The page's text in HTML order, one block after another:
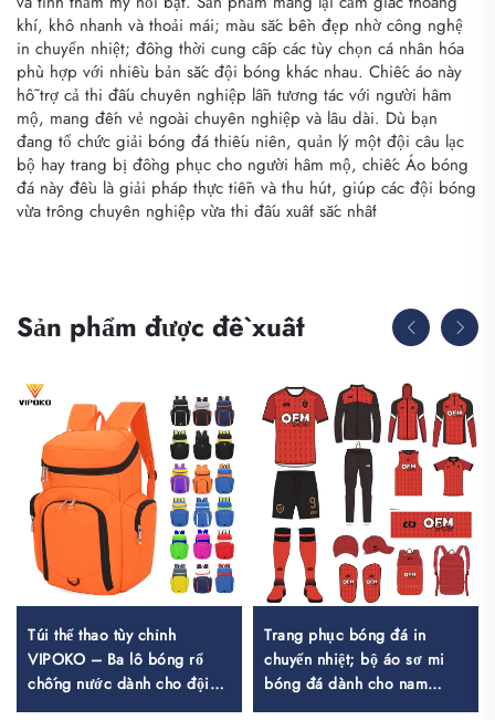
khí, khô nhanh và thoải mái; màu sắc bền đẹp nhờ công nghệ
in chuyển nhiệt; đồng thời cung cấp các tùy chọn cá nhân hóa
phù hợp với nhiều bản sắc đội bóng khác nhau. Chiếc áo này
hỗ trợ cả thi đấu chuyên nghiệp lẫn tương tác với người hâm
mộ, mang đến vẻ ngoài chuyên nghiệp và lâu dài. Dù bạn
đang tổ chức giải bóng đá thiếu niên, quản lý một đội câu lạc
bộ hay trang bị đồng phục cho người hâm mộ, chiếc Áo bóng
đá này đều là giải pháp thực tiễn và thu hút, giúp các đội bóng
vừa trông chuyên nghiệp vừa thi đấu xuất sắc nhất
Sản phẩm được đề xuất
Túi thể thao tùy chỉnh
VIPOKO – Ba lô bóng rổ
chống nước dành cho đội
nhóm, có in logo, túi thể
Trang phục bóng đá in
chuyển nhiệt; bộ áo sơ mi
bóng đá dành cho nam
dùng trong luyện tập; trang